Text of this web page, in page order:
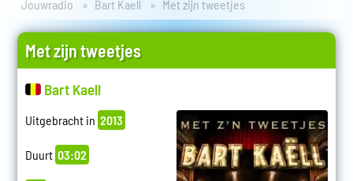
Jouwradio Bart Kaell Met zijn tweetjes
Met zijn tweetjes
Bart Kaell
Uitgebracht in 2013
Duurt 03:02